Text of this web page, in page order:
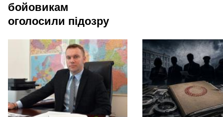
бойовикам
оголосили підозру